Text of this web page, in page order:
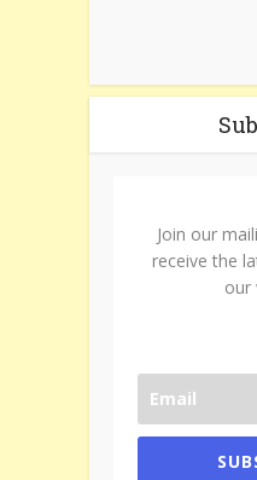
Join our
receive the
our